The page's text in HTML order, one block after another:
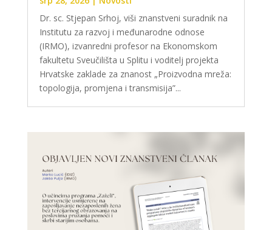
Dr. sc. Stjepan Srhoj, viši znanstveni suradnik na
Institutu za razvoj i međunarodne odnose
(IRMO), izvanredni profesor na Ekonomskom
fakultetu Sveučilišta u Splitu i voditelj projekta
Hrvatske zaklade za znanost „Proizvodna mreža:
topologija, promjena i transmisija”...